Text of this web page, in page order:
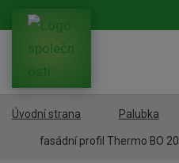
Úvodní strana Palubka
fasádní profil Thermo BO